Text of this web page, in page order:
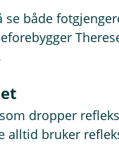
både
dropper
alltid bruker